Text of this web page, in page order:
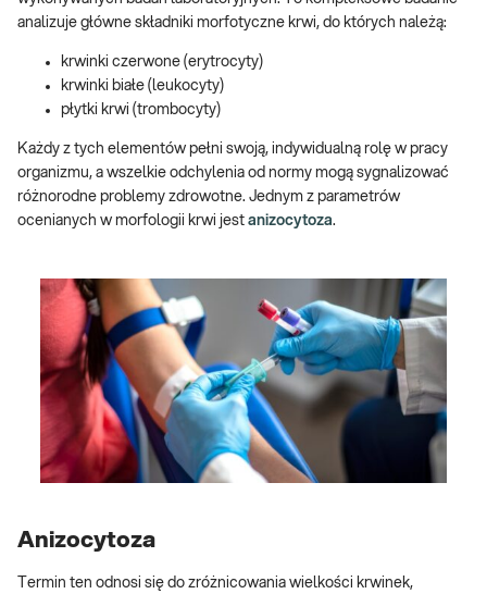
analizuje główne składniki morfotyczne krwi, do których należą:
krwinki czerwone (erytrocyty)
krwinki białe (leukocyty)
płytki krwi (trombocyty)
Każdy z tych elementów pełni swoją, indywidualną rolę w pracy
organizmu, a wszelkie odchylenia od normy mogą sygnalizować
różnorodne problemy zdrowotne. Jednym z parametrów
ocenianych w morfologii krwi jest anizocytoza.
Anizocytoza
Termin ten odnosi się do zróżnicowania wielkości krwinek,